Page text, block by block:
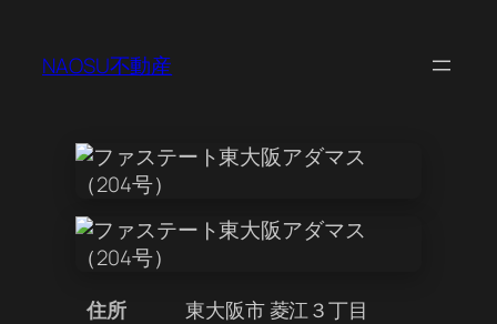
NAOSU不動産
住所
東大阪市 菱江３丁目